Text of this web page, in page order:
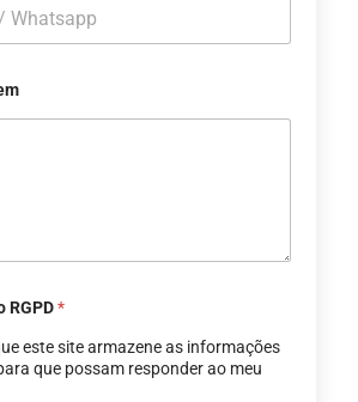
RGPD*
este site armazene as informações
que possam responder ao meu